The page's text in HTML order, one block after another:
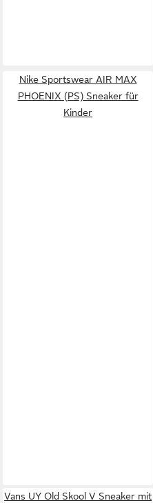
Nike Sportswear AIR MAX
PHOENIX (PS) Sneaker für
Kinder
Vans UY Old Skool V Sneaker mit